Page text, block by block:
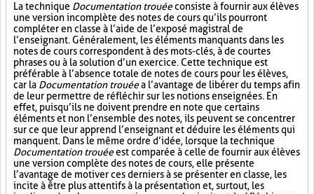
La technique Documentation trouéeconsiste à fournir aux élèves
une version incomplète des notes de cours qu’ils pourront
compléter en classe à l’aide de l’exposé magistral de
l’enseignant. Généralement, les éléments manquants dans les
notes de cours correspondent à des mots-clés, à de courtes
phrases ou à la solution d’un exercice. Cette technique est
préférable à l’absence totale de notes de cours pour les élèves,
car la Documentation trouéea l’avantage de libérer du temps afin
de leur permettre de réfléchir sur les notions enseignées. En
effet, puisqu’ils ne doivent prendre en note que certains
éléments et non l’ensemble des notes, ils peuvent se concentrer
sur ce que leur apprend l’enseignant et déduire les éléments qui
manquent. Dans le même ordre d’idée, lorsque la technique
Documentation trouéeest comparée à celle de fournir aux élèves
une version complète des notes de cours, elle présente
l’avantage de motiver ces derniers à se présenter en classe, les
incite à être plus attentifs à la présentation et, surtout, les